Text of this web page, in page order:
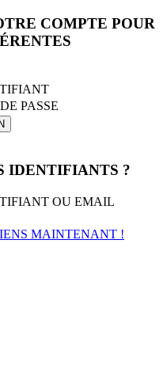
COMPTE POUR
PASSE
IDENTIFIANTS ?
OU EMAIL
MAINTENANT !